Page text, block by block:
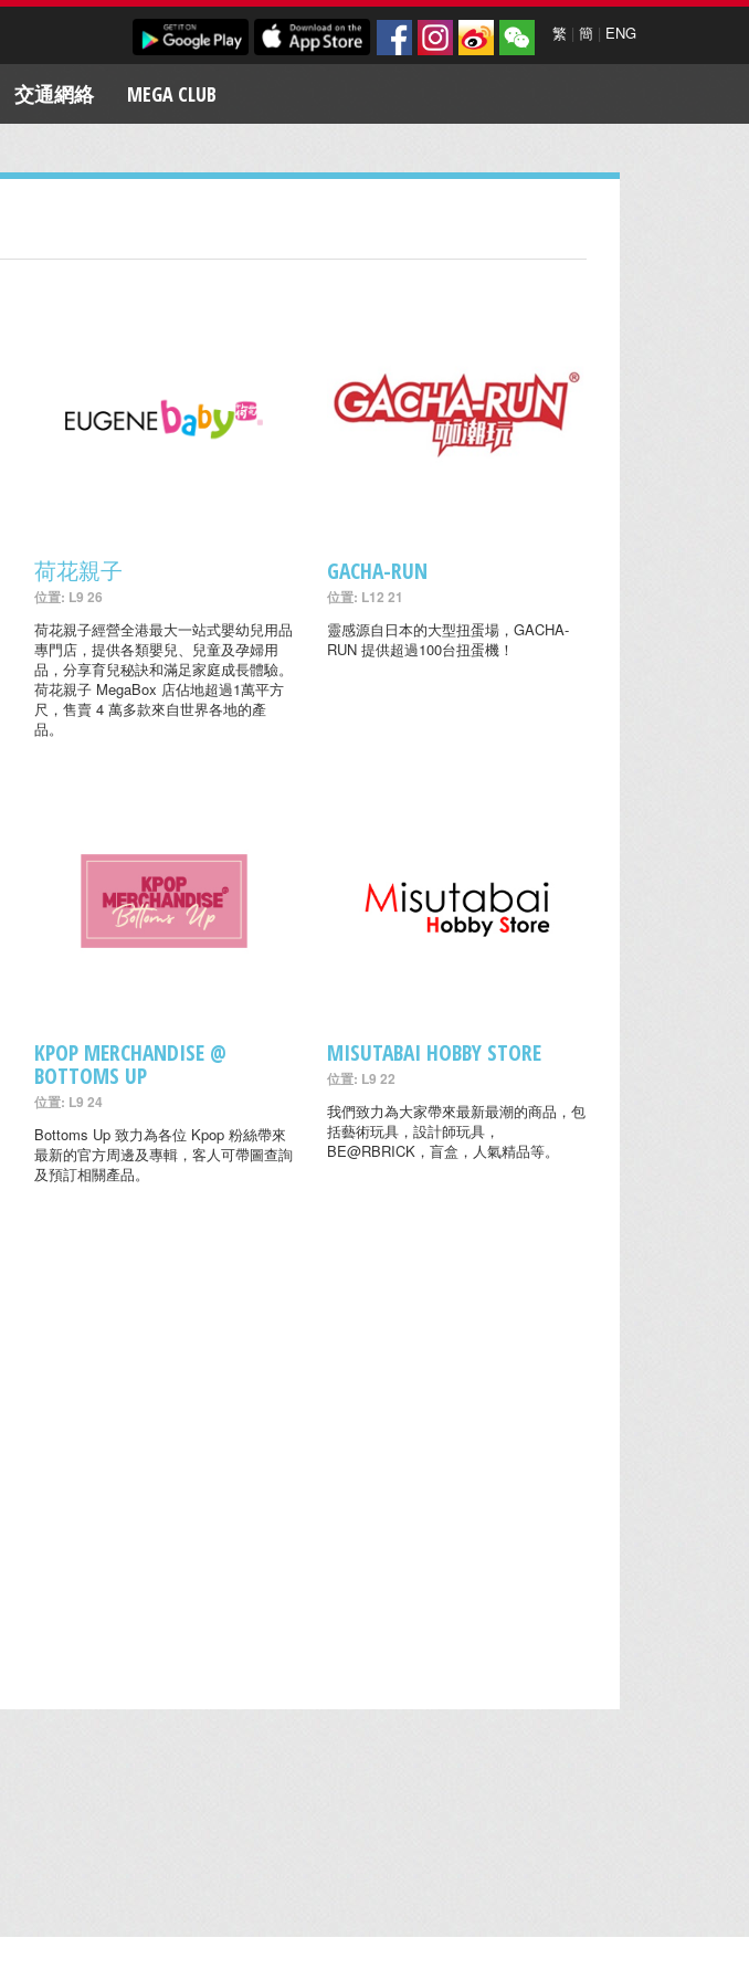
繁 | 簡 | ENG
交通網絡 MEGA CLUB
荷花親子
位置: L9 26
荷花親子經營全港最大一站式嬰幼兒用品
專門店，提供各類嬰兒、兒童及孕婦用
品，分享育兒秘訣和滿足家庭成長體驗。
荷花親子 MegaBox 店佔地超過1萬平方
尺，售賣 4 萬多款來自世界各地的產
品。
GACHA-RUN
位置: L12 21
靈感源自日本的大型扭蛋場，GACHA-
RUN 提供超過100台扭蛋機！
KPOP MERCHANDISE @
BOTTOMS UP
位置: L9 24
Bottoms Up 致力為各位 Kpop 粉絲帶來
最新的官方周邊及專輯，客人可帶圖查詢
及預訂相關產品。
MISUTABAI HOBBY STORE
位置: L9 22
我們致力為大家帶來最新最潮的商品，包
括藝術玩具，設計師玩具，
BE@RBRICK，盲盒，人氣精品等。